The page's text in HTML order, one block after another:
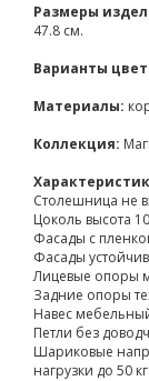
Размеры
47.8 см.
Варианты
Материалы:
Коллекция:
Столешница не
Цоколь высота
Фасады с
Фасады
Лицевые опоры
Задние опоры
Навес
Петли без
Шариковые
нагрузки до 50 кг.